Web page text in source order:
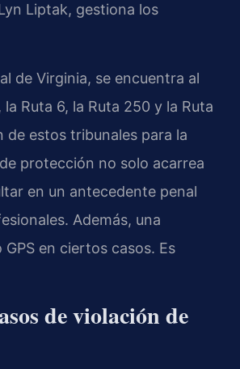
Liptak, gestiona los
de Virginia, se encuentra al
Ruta 6, la Ruta 250 y la Ruta
de estos tribunales para la
protección no solo acarrea
en un antecedente penal
Además, una
en ciertos casos. Es
de violación de